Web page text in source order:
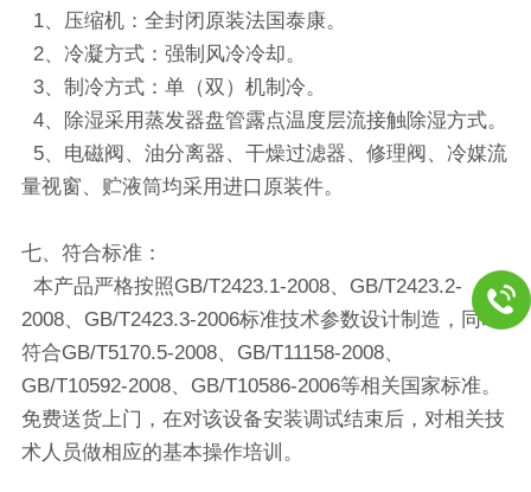
1、压缩机：全封闭原装法国泰康。
2、冷凝方式：强制风冷冷却。
3、制冷方式：单（双）机制冷。
4、除湿采用蒸发器盘管露点温度层流接触除湿方式。
5、电磁阀、油分离器、干燥过滤器、修理阀、冷媒流
量视窗、贮液筒均采用进口原装件。
七、 符合标准：
本产品严格按照GB/T2423.1-2008、GB/T2423.2-
2008、GB/T2423.3-2006标准技术参数设计制造，同时
符合GB/T5170.5-2008、GB/T11158-2008、
GB/T10592-2008、GB/T10586-2006等相关国家标准。
免费送货上门，在对该设备安装调试结束后，对相关技
术人员做相应的基本操作培训。